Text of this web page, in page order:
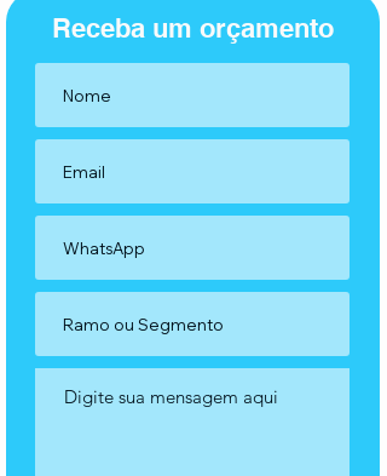
Receba um orçamento